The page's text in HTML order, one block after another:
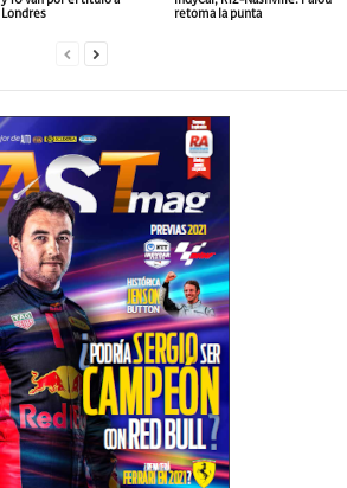
Londres
retoma la punta